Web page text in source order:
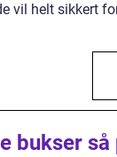
vil helt sikkert
bukser